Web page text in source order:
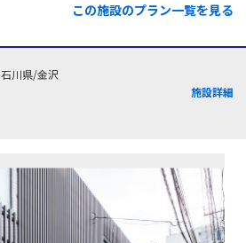
この施設のプラン一覧を見る
石川県/金沢
施設詳細